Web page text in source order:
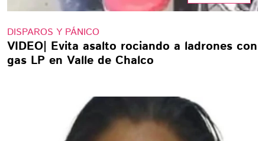
DISPAROS Y PÁNICO
VIDEO| Evita asalto rociando a ladrones con
gas LP en Valle de Chalco